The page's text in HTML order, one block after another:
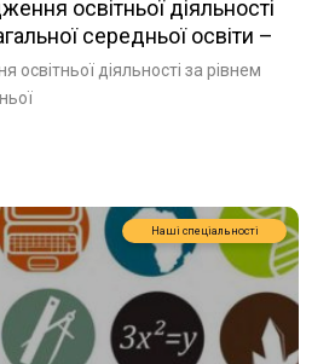
освітньої діяльності
середньої освіти –
середньої освіти
освітньої діяльності за рівнем
Наші спеціальності